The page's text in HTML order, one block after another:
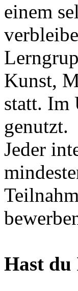
einem
Kunst,
statt. Im
genutzt.
Jeder
Hast du